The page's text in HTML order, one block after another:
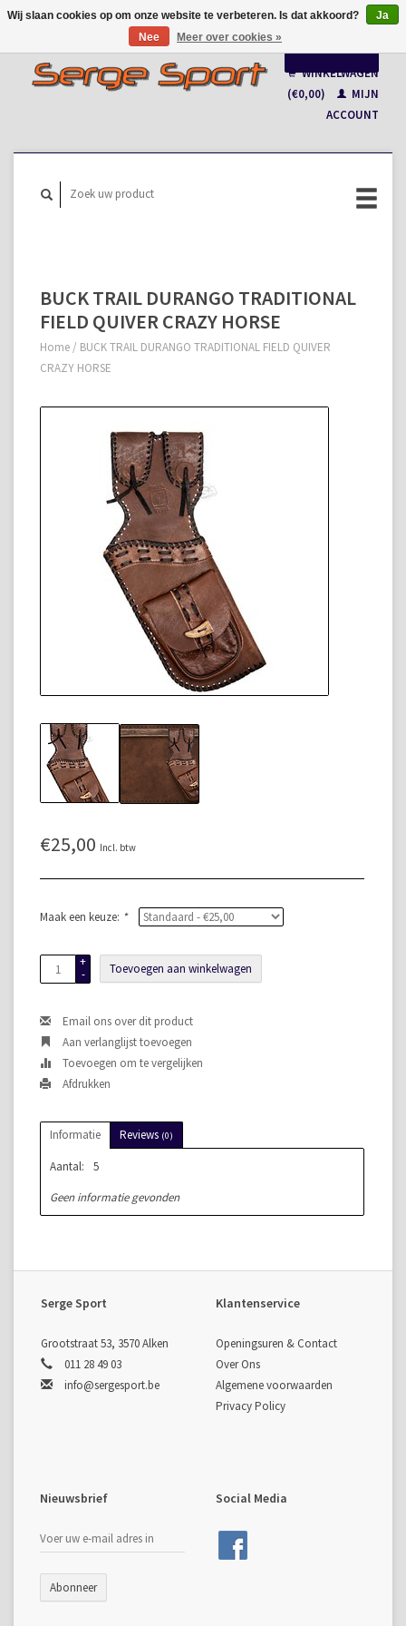
Français
WINKELWAGEN
(€0,00)
MIJN
ACCOUNT
BUCK TRAIL DURANGO TRADITIONAL
FIELD QUIVER CRAZY HORSE
Home / BUCK TRAIL DURANGO TRADITIONAL FIELD QUIVER
CRAZY HORSE
€25,00 Incl. btw
Maak een keuze: *
+
-
Toevoegen aan winkelwagen
Email ons over dit product
Aan verlanglijst toevoegen
Toevoegen om te vergelijken
Afdrukken
Informatie Reviews (0)
Aantal:
5
Geen informatie gevonden
Serge Sport
Grootstraat 53, 3570 Alken
011 28 49 03
info@sergesport.be
Klantenservice
Openingsuren & Contact
Over Ons
Algemene voorwaarden
Privacy Policy
Nieuwsbrief
Abonneer
Social Media
Wij slaan cookies op om onze website te verbeteren. Is dat akkoord?
Ja
Nee
Meer over cookies »